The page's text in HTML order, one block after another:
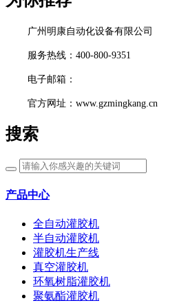
广州明康自动化设备有限公司
服务热线：400-800-9351
电子邮箱：
官方网址：www.gzmingkang.cn
搜索
产品中心
全自动灌胶机
半自动灌胶机
灌胶机生产线
真空灌胶机
环氧树脂灌胶机
聚氨酯灌胶机